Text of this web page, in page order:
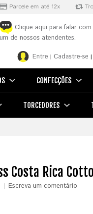
Parcele em até 12x
Clique aqui para falar com
um de nossos atendentes.
Entre | Cadastre-se |
CONFECÇÕES
TORCEDORES
Costa Rica
Escreva um comentário